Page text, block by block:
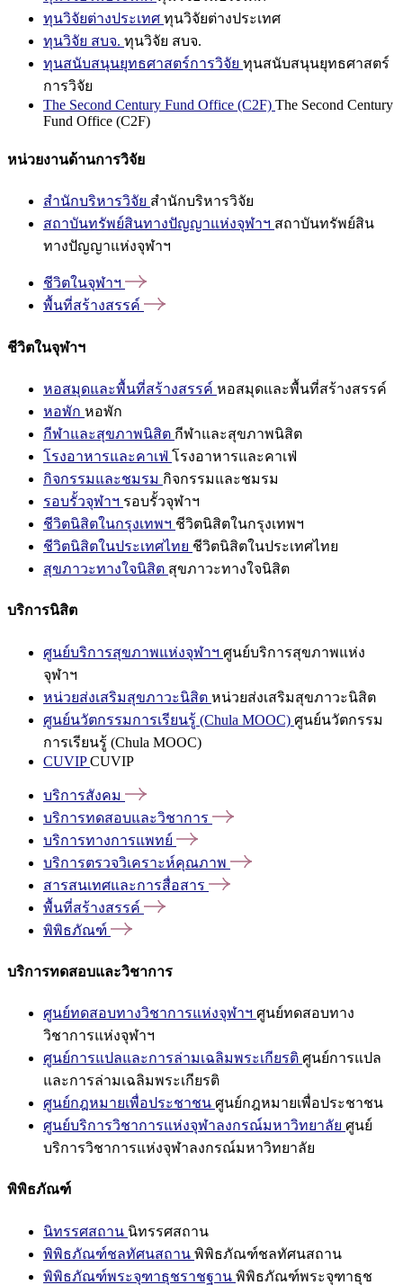
ทุนวิจัยต่างประเทศ ทุนวิจัยต่างประเทศ
ทุนวิจัย สบจ. ทุนวิจัย สบจ.
ทุนสนับสนุนยุทธศาสตร์การวิจัย ทุนสนับสนุนยุทธศาสตร์
การวิจัย
The Second Century Fund Office (C2F) The Second Century
Fund Office (C2F)
หน่วยงานด้านการวิจัย
สำนักบริหารวิจัย สำนักบริหารวิจัย
สถาบันทรัพย์สินทางปัญญาแห่งจุฬาฯ สถาบันทรัพย์สิน
ทางปัญญาแห่งจุฬาฯ
ชีวิตในจุฬาฯ
พื้นที่สร้างสรรค์
ชีวิตในจุฬาฯ
หอสมุดและพื้นที่สร้างสรรค์ หอสมุดและพื้นที่สร้างสรรค์
หอพัก หอพัก
กีฬาและสุขภาพนิสิต กีฬาและสุขภาพนิสิต
โรงอาหารและคาเฟ่ โรงอาหารและคาเฟ่
กิจกรรมและชมรม กิจกรรมและชมรม
รอบรั้วจุฬาฯ รอบรั้วจุฬาฯ
ชีวิตนิสิตในกรุงเทพฯ ชีวิตนิสิตในกรุงเทพฯ
ชีวิตนิสิตในประเทศไทย ชีวิตนิสิตในประเทศไทย
สุขภาวะทางใจนิสิต สุขภาวะทางใจนิสิต
บริการนิสิต
ศูนย์บริการสุขภาพแห่งจุฬาฯ ศูนย์บริการสุขภาพแห่ง
จุฬาฯ
หน่วยส่งเสริมสุขภาวะนิสิต หน่วยส่งเสริมสุขภาวะนิสิต
ศูนย์นวัตกรรมการเรียนรู้ (Chula MOOC) ศูนย์นวัตกรรม
การเรียนรู้ (Chula MOOC)
CUVIPCUVIP
บริการสังคม
บริการทดสอบและวิชาการ
บริการทางการแพทย์
บริการตรวจวิเคราะห์คุณภาพ
สารสนเทศและการสื่อสาร
พื้นที่สร้างสรรค์
พิพิธภัณฑ์
บริการทดสอบและวิชาการ
ศูนย์ทดสอบทางวิชาการแห่งจุฬาฯ ศูนย์ทดสอบทาง
วิชาการแห่งจุฬาฯ
ศูนย์การแปลและการล่ามเฉลิมพระเกียรติ ศูนย์การแปล
และการล่ามเฉลิมพระเกียรติ
ศูนย์กฎหมายเพื่อประชาชน ศูนย์กฎหมายเพื่อประชาชน
ศูนย์บริการวิชาการแห่งจุฬาลงกรณ์มหาวิทยาลัย ศูนย์
บริการวิชาการแห่งจุฬาลงกรณ์มหาวิทยาลัย
พิพิธภัณฑ์
นิทรรศสถาน นิทรรศสถาน
พิพิธภัณฑ์ชลทัศนสถาน พิพิธภัณฑ์ชลทัศนสถาน
พิพิธภัณฑ์พระจุฑาธุชราชฐาน พิพิธภัณฑ์พระจุฑาธุช